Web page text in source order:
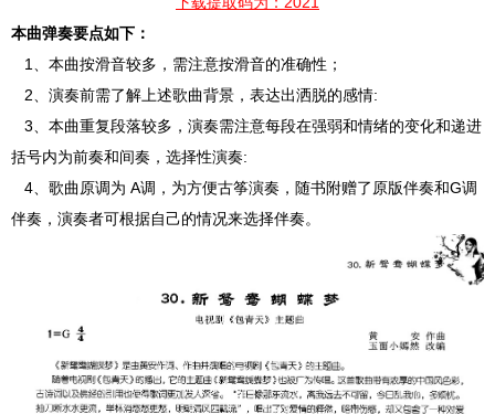
本曲弹奏要点如下：
1、 本曲按滑音较多，需注意按滑音的准确性；
2、演奏前需了解上述歌曲背景，表达出洒脱的感情:
3、本曲重复段落较多，演奏需注意每段在强弱和情绪的变化和递进
括号内为前奏和间奏，选择性演奏:
4、歌曲原调为 A调，为方便古筝演奏，随书附赠了原版伴奏和G调
伴奏，演奏者可根据自己的情况来选择伴奏。